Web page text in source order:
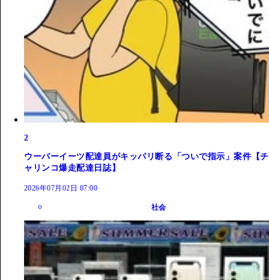
2
ウーバーイーツ配達員がキッパリ断る「ついで指示」案件【チ
ャリンコ爆走配達日誌】
2026年07月02日 07:00
社会